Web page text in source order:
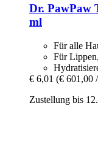
Dr. PawPaw
ml
Für alle
Für
€ 6,01 (€ 601,00
Zustellung bis